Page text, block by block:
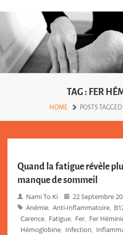
TAG : FER
HOME POSTS
Quand la fatigue révèle
manque de sommeil
Nami To Ki
22 Septembre
Anémie Anti-Inflammatoire
Carence Fatigue Fer Fer
Hémoglobine Infection